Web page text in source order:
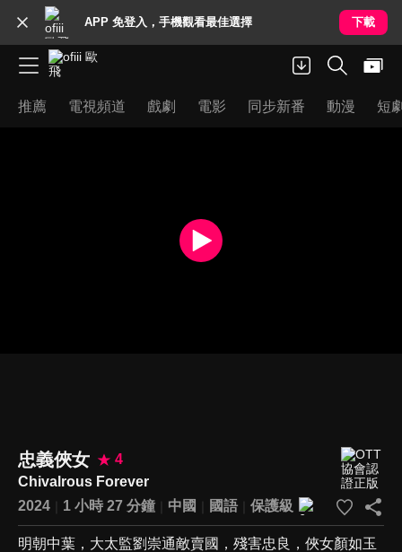
APP 免登入，手機觀看最佳選擇 下載
推薦 電視頻道 戲劇 電影 同步新番 動漫 短
忠義俠女
4
Chivalrous Forever
2024
1 小時 27 分鐘 中國 國語 保護級
明朝中葉，大太監劉崇通敵賣國，殘害忠良，俠女顏如玉